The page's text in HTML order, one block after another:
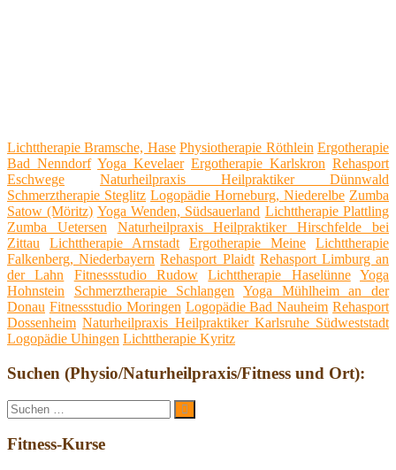
Lichttherapie Bramsche, Hase Physiotherapie Röthlein Ergotherapie
Bad Nenndorf Yoga Kevelaer Ergotherapie Karlskron Rehasport
Eschwege
Naturheilpraxis Heilpraktiker Dünnwald
Schmerztherapie Steglitz Logopädie Horneburg, Niederelbe Zumba
Satow (Möritz) Yoga Wenden, Südsauerland Lichttherapie Plattling
Zumba Uetersen
Naturheilpraxis Heilpraktiker Hirschfelde bei
Zittau
Lichttherapie Arnstadt Ergotherapie Meine
Lichttherapie
Falkenberg, Niederbayern Rehasport Plaidt Rehasport Limburg an
der Lahn
Fitnessstudio Rudow Lichttherapie Haselünne
Yoga
Hohnstein
Schmerztherapie Schlangen
Yoga Mühlheim an der
Donau Fitnessstudio Moringen Logopädie Bad Nauheim Rehasport
Dossenheim Naturheilpraxis Heilpraktiker Karlsruhe Südweststadt
Logopädie Uhingen Lichttherapie Kyritz
Suchen (Physio/Naturheilpraxis/Fitness und Ort):
Suche
nach:
Suchen
Fitness-Kurse